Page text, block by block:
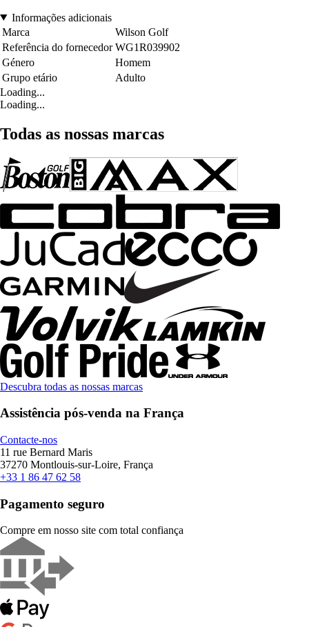
Informações adicionais
Marca
Wilson Golf
Referência do fornecedor WG1R039902
Género
Homem
Grupo etário
Adulto
Loading...
Loading...
Todas as nossas marcas
Descubra todas as nossas marcas
Assistência pós-venda na França
Contacte-nos
11 rue Bernard Maris
37270 Montlouis-sur-Loire, França
+33 1 86 47 62 58
Pagamento seguro
Compre em nosso site com total confiança